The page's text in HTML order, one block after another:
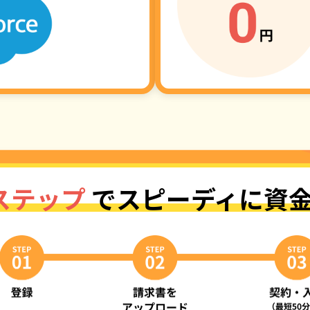
テップでスピーディに資